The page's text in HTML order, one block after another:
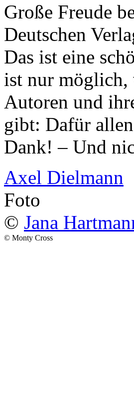
Große Freude
Deutschen
Das ist eine
ist nur möglich,
Autoren und
gibt: Dafür
Dank! – Und
Axel Dielmann
Foto
© Jana
© Monty Cross